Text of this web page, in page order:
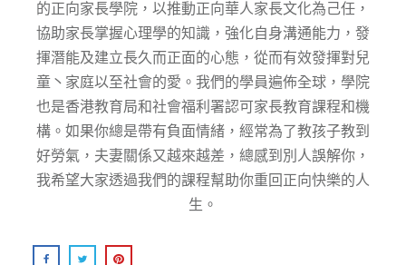
的正向家⻑學院，以推動正向華⼈家⻑⽂化為⼰任，
協助家⻑掌握⼼理學的知識，強化⾃身溝通能⼒，發
揮潛能及建⽴⻑久⽽正⾯的⼼態，從而有效發揮對兒
童丶家庭以至社會的愛。我們的學員遍佈全球，學院
也是香港教育局和社會福利署認可家長教育課程和機
構。如果你總是帶有負面情緒，經常為了教孩子教到
好勞氣，夫妻關係又越來越差，總感到別人誤解你，
我希望大家透過我們的課程幫助你重回正向快樂的人
生。